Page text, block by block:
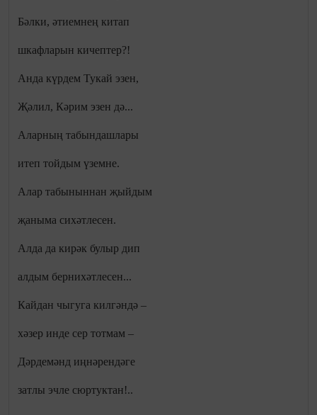
Бәлки, әтиемнең китап
шкафларын кичептер?!
Анда күрдем Тукай эзен,
Җәлил, Кәрим эзен дә...
Аларның табындашлары
итеп тойдым үземне.
Алар табыныннан җыйдым
җаныма сихәтлесен.
Алда да кирәк булыр дип
алдым бернихәтлесен...
Кайдан чыгуга килгәндә –
хәзер инде сер тотмам –
Дәрдемәнд иңнәрендәге
затлы эчле сюртуктан!..